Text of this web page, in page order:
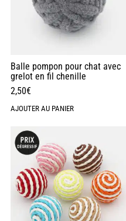
Balle pompon pour chat avec
grelot en fil chenille
2,50€
AJOUTER AU PANIER